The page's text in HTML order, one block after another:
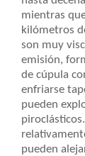
mientras
kilómetros
son muy
emisión,
de cúpula
enfriarse
pueden
pueden